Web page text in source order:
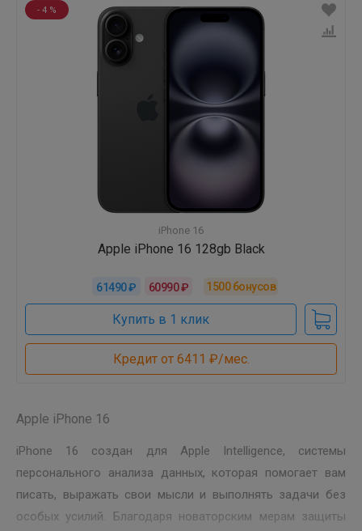
- 4 %
iPhone 16
Apple iPhone 16 128gb Black
61490 ₽ 60990 ₽ 1500бонусов
Купить в 1 клик
Кредит от 6411 ₽/мес.
Apple iPhone 16
iPhone 16 создан для Apple Intelligence, системы
персонального анализа данных, которая помогает вам
писать, выражать свои мысли и выполнять задачи без
особых усилий. Благодаря новаторским мерам защиты